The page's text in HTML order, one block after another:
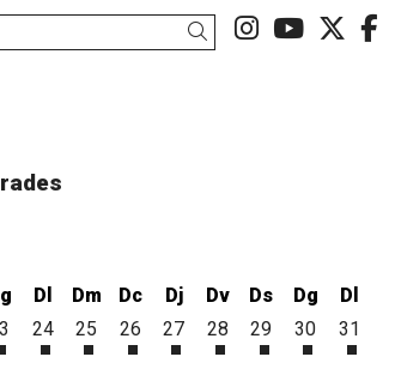
Link aLink a
Cercar
d'agost
22 d'agost23 d'agost
Dl
24
Dilluns 24 d'agost
Dm
25
Dimarts 25 d'agost
Dc
26
Dimecres 26 d'agost
Dj
27
Dijous 27 d'agost
Dv
28
Divendres 28 d'agost
Ds
29
Dissabte 29
Dg
30
Dl
31